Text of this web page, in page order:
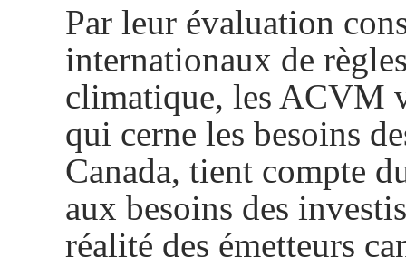
Par leur évaluation
internationaux de
climatique, les ACVM
qui cerne les besoins
Canada, tient compte
aux besoins des
réalité des émetteurs